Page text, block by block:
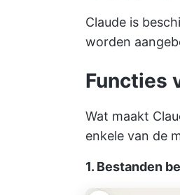
Claude is
worden
Functies
Wat maakt
enkele van de
1. Bestanden